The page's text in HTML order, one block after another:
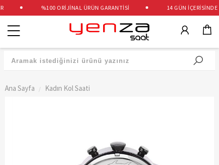
%100 ORİJİNAL ÜRÜN GARANTİSİ 14 GÜN İÇERİSİNDE
Kategoriler
Ana Sayfa Kadın Kol Saati